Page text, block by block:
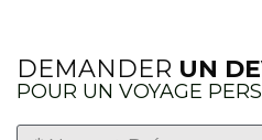
DEMANDER UN
POUR UN VOYAGE